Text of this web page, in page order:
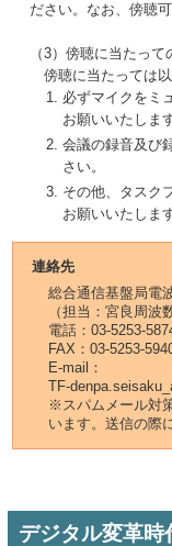
ださい。なお、傍聴
（3）傍聴に当たって
傍聴に当たっては以
必ずマイクをミ
お願いいたします
会議の録音及び
さい。
その他、タスク
お願いいたします
連絡先
総合通信基盤局電
（担当：宮良周波
電話：03-5253-
FAX：03-5253-
E-mail：
TF-
※スパムメール対
います。送信の際
デジタル変革時